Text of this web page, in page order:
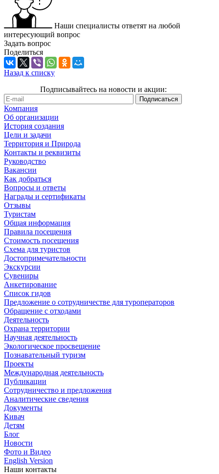
Наши специалисты ответят на любой
интересующий вопрос
Задать вопрос
Поделиться
Назад к списку
Подписывайтесь на новости и акции:
Компания
Об организации
История создания
Цели и задачи
Территория и Природа
Контакты и реквизиты
Руководство
Вакансии
Как добраться
Вопросы и ответы
Награды и сертификаты
Отзывы
Туристам
Общая информация
Правила посещения
Стоимость посещения
Схема для туристов
Достопримечательности
Экскурсии
Сувениры
Анкетирование
Список гидов
Предложение о сотрудничестве для туроператоров
Обращение с отходами
Деятельность
Охрана территории
Научная деятельность
Экологическое просвещение
Познавательный туризм
Проекты
Международная деятельность
Публикации
Сотрудничество и предложения
Аналитические сведения
Документы
Кивач
Детям
Блог
Новости
Фото и Видео
English Version
Наши контакты